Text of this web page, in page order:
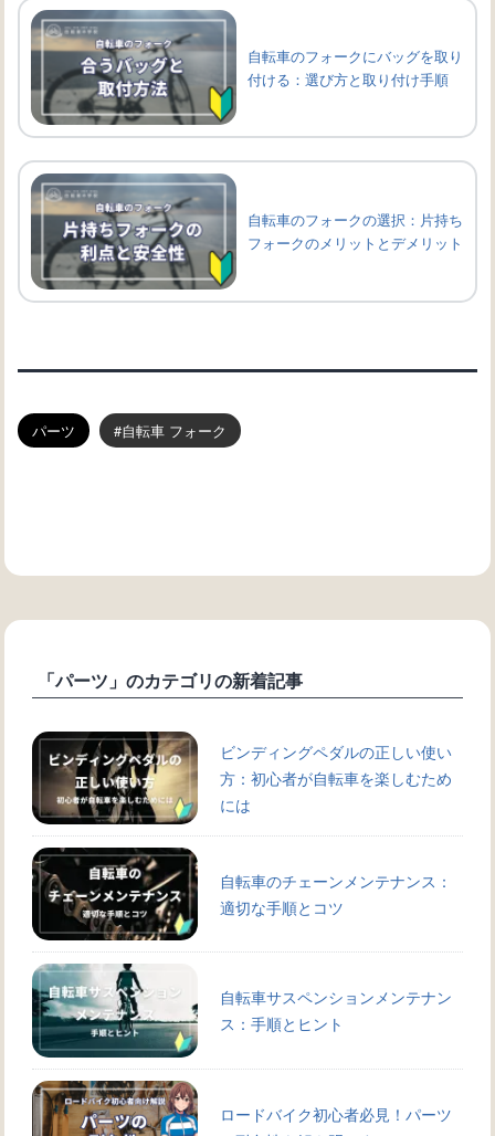
自転車のフォークにバッグを取り
付ける：選び方と取り付け手順
自転車のフォークの選択：片持ち
フォークのメリットとデメリット
パーツ 自転車 フォーク
「パーツ」のカテゴリの新着記事
ビンディングペダルの正しい使い
方：初心者が自転車を楽しむため
には
自転車のチェーンメンテナンス：
適切な手順とコツ
自転車サスペンションメンテナン
ス：手順とヒント
ロードバイク初心者必見！パーツ